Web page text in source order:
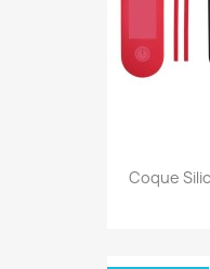
Coque